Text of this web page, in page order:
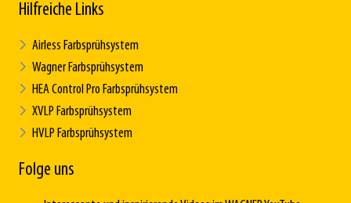
Hilfreiche Links
Airless Farbsprühsystem
Wagner Farbsprühsystem
HEA Control Pro Farbsprühsystem
XVLP Farbsprühsystem
HVLP Farbsprühsystem
Folge uns